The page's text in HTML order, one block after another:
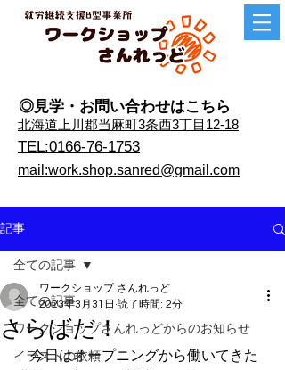
◎見学・​お問い合わせはこちら
​北海道上川郡当麻町3条西3丁目12-18
TEL:0166-76-1753
mail:work.shop.sanred@gmail.com
記事
全ての記事
ワークショップさんれっどからのお知らせ
イラストの依頼
全ての記事
さらばだ！
ワークショップ さんれっど
2023年3月31日 読了時間: 2分
今日はオープニングから働いてきた